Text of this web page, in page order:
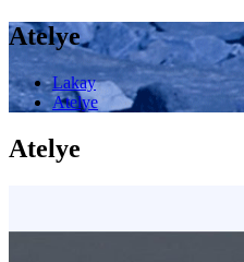
Atelye
Lakay
Atelye
Atelye